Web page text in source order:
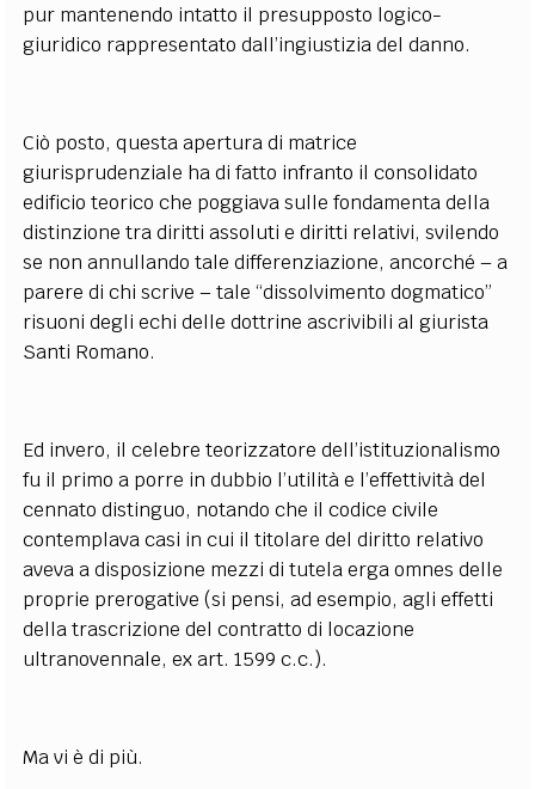
pur mantenendo intatto il presupposto logico-
giuridico rappresentato dall’ingiustizia del danno.
Ciò posto, questa apertura di matrice
giurisprudenziale ha di fatto infranto il consolidato
edificio teorico che poggiava sulle fondamenta della
distinzione tra diritti assoluti e diritti relativi, svilendo
se non annullando tale differenziazione, ancorché – a
parere di chi scrive – tale “dissolvimento dogmatico”
risuoni degli echi delle dottrine ascrivibili al giurista
Santi Romano.
Ed invero, il celebre teorizzatore dell’istituzionalismo
fu il primo a porre in dubbio l’utilità e l’effettività del
cennato distinguo, notando che il codice civile
contemplava casi in cui il titolare del diritto relativo
aveva a disposizione mezzi di tutela erga omnes delle
proprie prerogative (si pensi, ad esempio, agli effetti
della trascrizione del contratto di locazione
ultranovennale, ex art. 1599 c.c.).
Ma vi è di più.